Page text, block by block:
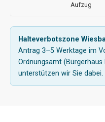
Aufzug
Halteverbotszone
Antrag 3–5 Werktage im
Ordnungsamt
unterstützen wir Sie dabei.